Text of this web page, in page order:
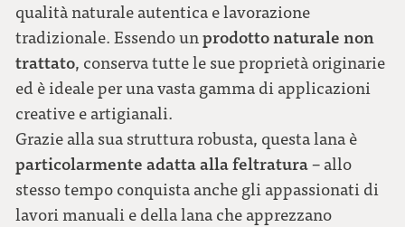
qualità naturale autentica e lavorazione
tradizionale. Essendo unprodotto naturale non
trattato, conserva tutte le sue proprietà originarie
ed è ideale per una vasta gamma di applicazioni
creative e artigianali.
Grazie alla sua struttura robusta, questa lana è
particolarmente adatta alla feltratura– allo
stesso tempo conquista anche gli appassionati di
lavori manuali e della lana che apprezzano